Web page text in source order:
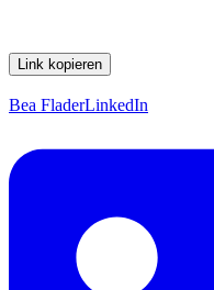
Link kopieren
Bea FladerLinkedIn